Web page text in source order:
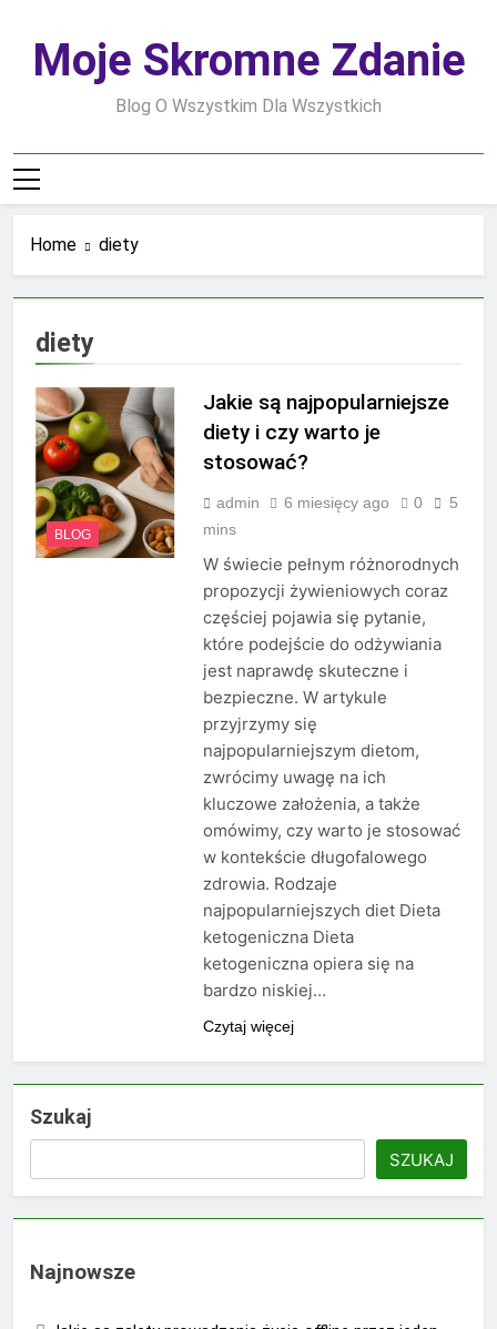
contentMoje Skromne Zdanie
Blog O Wszystkim Dla Wszystkich
Home diety
diety
BLOG
Jakie są najpopularniejsze
diety i czy warto je
stosować?
admin 6 miesięcy ago 0
5
mins
W świecie pełnym różnorodnych
propozycji żywieniowych coraz
częściej pojawia się pytanie,
które podejście do odżywiania
jest naprawdę skuteczne i
bezpieczne. W artykule
przyjrzymy się
najpopularniejszym dietom,
zwrócimy uwagę na ich
kluczowe założenia, a także
omówimy, czy warto je stosować
w kontekście długofalowego
zdrowia. Rodzaje
najpopularniejszych diet Dieta
ketogeniczna Dieta
ketogeniczna opiera się na
bardzo niskiej…
Czytaj więcej
Szukaj
SZUKAJ
Najnowsze